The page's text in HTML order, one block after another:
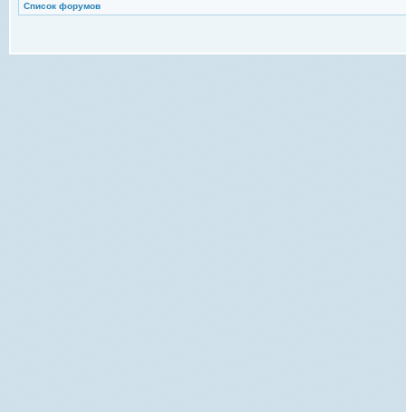
Список форумов